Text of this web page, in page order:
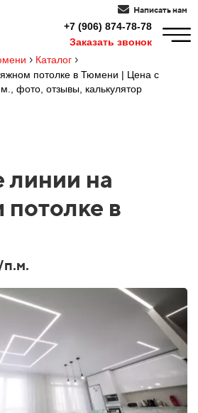
Написать нам
+7 (906) 874-78-78
Заказать звонок
› Каталог ›
потолке в Тюмени | Цена с
фото, отзывы, калькулятор
линии на
в